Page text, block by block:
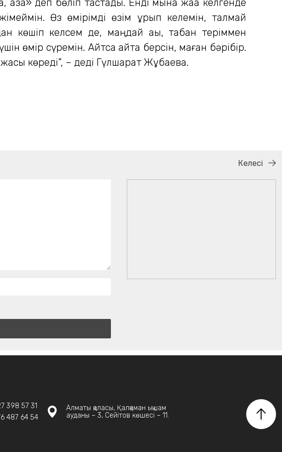
Өз өмірімді өзім құрып келемін, талмай
көшіп келсем де, маңдай ақы, табан теріммен
өмір сүремін. Айтса айта берсін, маған бәрібір.
көреді”, – деді Гүлшарат Жұбаева.
Келесі
398 57 31
487 64 54
Алматы қаласы, Қалқаман ықшам
ауданы – 3, Сейітов көшесі – 11.